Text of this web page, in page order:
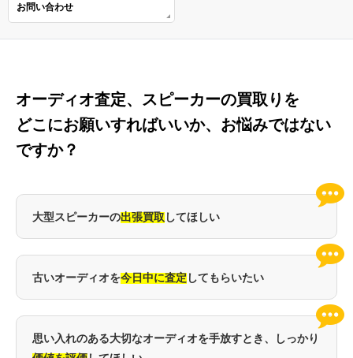
お問い合わせ
オーディオ査定、スピーカーの買取りを
どこにお願いすればいいか、お悩みではない
ですか？
大型スピーカーの出張買取してほしい
古いオーディオを今日中に査定してもらいたい
思い入れのある大切なオーディオを手放すとき、しっかり